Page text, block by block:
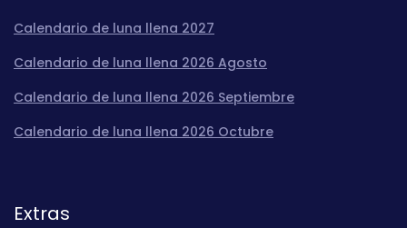
Calendario de luna llena 2027
Calendario de luna llena 2026 Agosto
Calendario de luna llena 2026 Septiembre
Calendario de luna llena 2026 Octubre
Extras